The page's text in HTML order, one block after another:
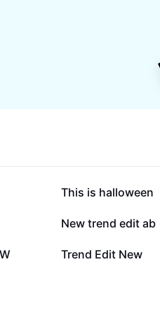
29,8 tys.
This is halloween
8,7 tys.
New trend edit ab
476
Trend Edit New